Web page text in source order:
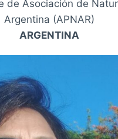
de Asociación de
Argentina (APNAR)
ARGENTINA